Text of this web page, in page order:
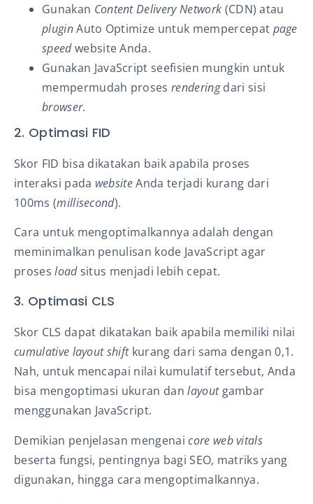
Gunakan Content Delivery Network (CDN) atau
pluginAuto Optimize untuk mempercepat page
speedwebsite Anda.
Gunakan JavaScript seefisien mungkin untuk
mempermudah prosesrenderingdari sisi
browser.
2. Optimasi FID
Skor FID bisa dikatakan baik apabila proses
interaksi pada websiteAnda terjadi kurang dari
100ms (millisecond).
Cara untuk mengoptimalkannya adalah dengan
meminimalkan penulisan kode JavaScript agar
prosesloadsitus menjadi lebih cepat.
3. Optimasi CLS
Skor CLS dapat dikatakan baik apabila memiliki nilai
cumulative layout shiftkurang dari sama dengan 0,1.
Nah, untuk mencapai nilai kumulatif tersebut, Anda
bisa mengoptimasi ukuran danlayoutgambar
menggunakan JavaScript.
Demikian penjelasan mengenaicore web vitals
beserta fungsi, pentingnya bagi SEO, matriks yang
digunakan, hingga cara mengoptimalkannya.